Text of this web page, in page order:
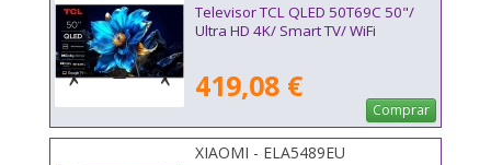
Televisor TCL QLED 50T69C 50"/
Ultra HD 4K/ Smart TV/ WiFi
419,08 €
Comprar
XIAOMI - ELA5489EU